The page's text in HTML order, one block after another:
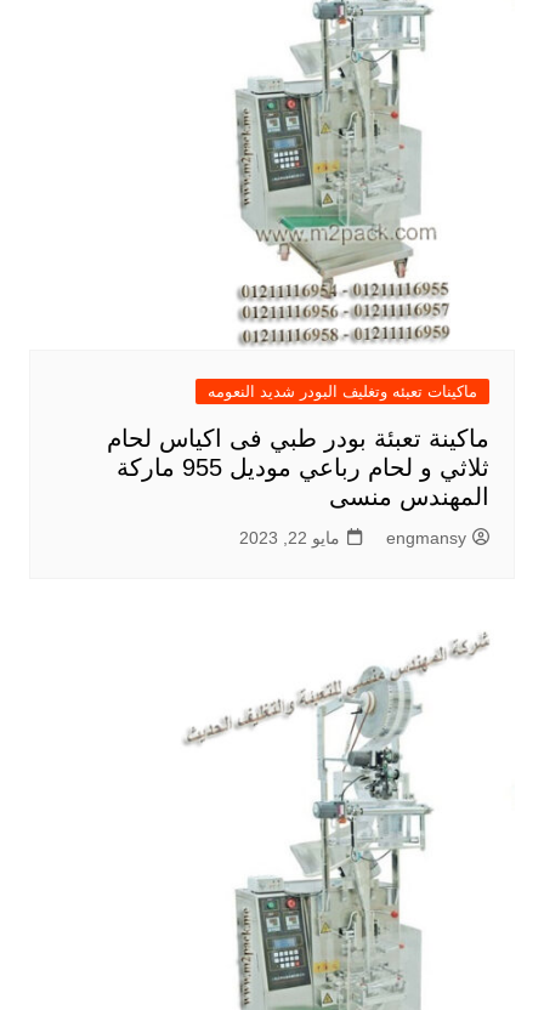
ماكينات تعبئه وتغليف البودر شديد النعومه
ماكينة تعبئة بودر طبي فى اكياس لحام
ثلاثي و لحام رباعي موديل 955 ماركة
المهندس منسى
engmansy مايو 22, 2023